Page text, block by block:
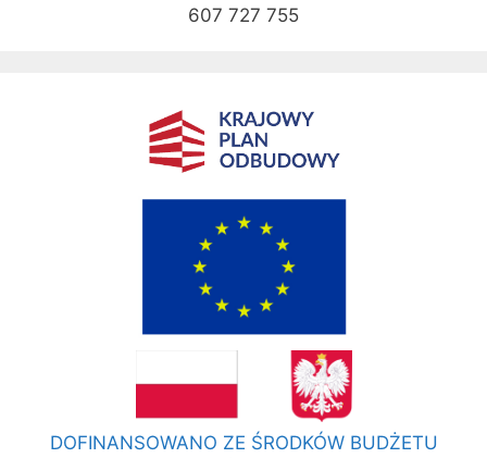
607 727 755
DOFINANSOWANO ZE ŚRODKÓW BUDŻETU